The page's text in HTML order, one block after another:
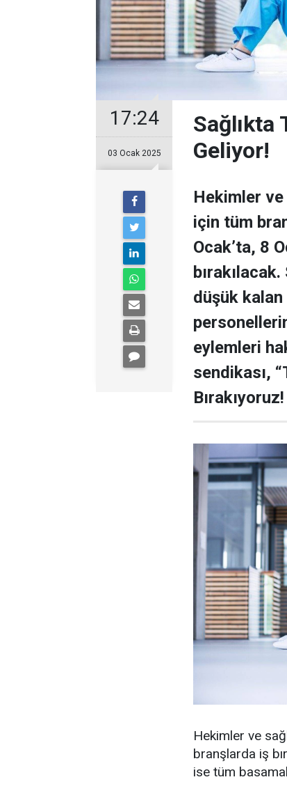
17:24
03 Ocak 2025
Sağlıkta
Geliyor!
Hekimler ve
için tüm
Ocak’ta, 8
düşük kalan
eylemleri
sendikası,
Bırakıyoruz!
Hekimler ve
branşlarda iş
ise tüm